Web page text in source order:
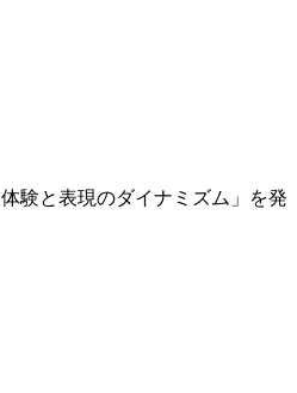
験と表現のダイナミズム」を発